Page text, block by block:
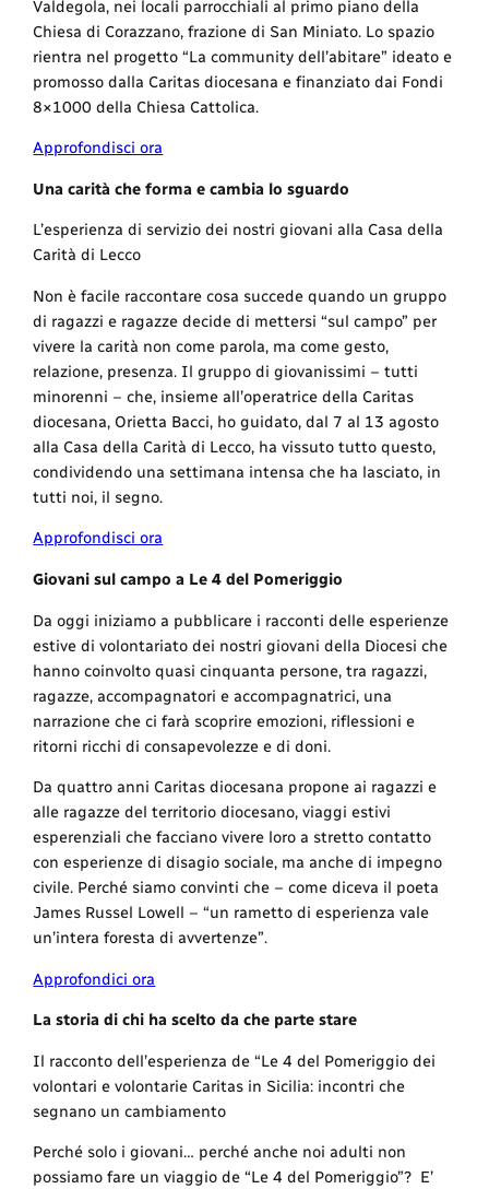
Valdegola, nei locali parrocchiali al primo piano della
Chiesa di Corazzano, frazione di San Miniato. Lo spazio
rientra nel progetto “La community dell’abitare” ideato e
promosso dalla Caritas diocesana e finanziato dai Fondi
8×1000 della Chiesa Cattolica.
Approfondisci ora
Una carità che forma e cambia lo sguardo
L’esperienza di servizio dei nostri giovani alla Casa della
Carità di Lecco
Non è facile raccontare cosa succede quando un gruppo
di ragazzi e ragazze decide di mettersi “sul campo” per
vivere la carità non come parola, ma come gesto,
relazione, presenza. Il gruppo di giovanissimi – tutti
minorenni – che, insieme all’operatrice della Caritas
diocesana, Orietta Bacci, ho guidato, dal 7 al 13 agosto
alla Casa della Carità di Lecco, ha vissuto tutto questo,
condividendo una settimana intensa che ha lasciato, in
tutti noi, il segno.
Approfondisci ora
Giovani sul campo a Le 4 del Pomeriggio
Da oggi iniziamo a pubblicare i racconti delle esperienze
estive di volontariato dei nostri giovani della Diocesi che
hanno coinvolto quasi cinquanta persone, tra ragazzi,
ragazze, accompagnatori e accompagnatrici, una
narrazione che ci farà scoprire emozioni, riflessioni e
ritorni ricchi di consapevolezze e di doni.
Da quattro anni Caritas diocesana propone ai ragazzi e
alle ragazze del territorio diocesano, viaggi estivi
esperenziali che facciano vivere loro a stretto contatto
con esperienze di disagio sociale, ma anche di impegno
civile. Perché siamo convinti che – come diceva il poeta
James Russel Lowell – “un rametto di esperienza vale
un’intera foresta di avvertenze”.
Approfondici ora
La storia di chi ha scelto da che parte stare
Il racconto dell’esperienza de “Le 4 del Pomeriggio dei
volontari e volontarie Caritas in Sicilia: incontri che
segnano un cambiamento
Perché solo i giovani… perché anche noi adulti non
possiamo fare un viaggio de “Le 4 del Pomeriggio”? E’